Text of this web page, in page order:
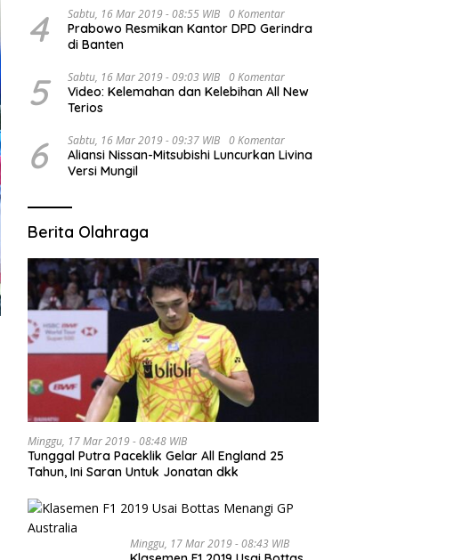
4 Sabtu, 16 Mar 2019 - 08:55 WIB 0 Komentar
Prabowo Resmikan Kantor DPD Gerindra
di Banten
5 Sabtu, 16 Mar 2019 - 09:03 WIB 0 Komentar
Video: Kelemahan dan Kelebihan All New
Terios
6 Sabtu, 16 Mar 2019 - 09:37 WIB 0 Komentar
Aliansi Nissan-Mitsubishi Luncurkan Livina
Versi Mungil
Berita Olahraga
Minggu, 17 Mar 2019 - 08:48 WIB
Tunggal Putra Paceklik Gelar All England 25
Tahun, Ini Saran Untuk Jonatan dkk
Minggu, 17 Mar 2019 - 08:43 WIB